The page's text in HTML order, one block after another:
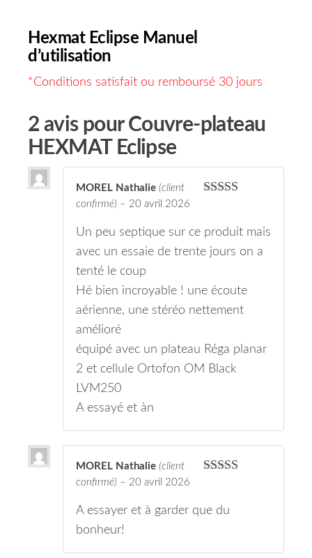
Hexmat Eclipse Manuel
d’utilisation
*Conditions satisfait ou remboursé 30 jours
2 avis pour Couvre-plateau
HEXMAT Eclipse
MOREL Nathalie (client
confirmé) – 20 avril 2026
Un peu septique sur ce produit mais
avec un essaie de trente jours on a
tenté le coup
Hé bien incroyable ! une écoute
aérienne, une stéréo nettement
amélioré
équipé avec un plateau Réga planar
2 et cellule Ortofon OM Black
LVM250
A essayé et àn
MOREL Nathalie (client
confirmé) – 20 avril 2026
A essayer et à garder que du
bonheur!